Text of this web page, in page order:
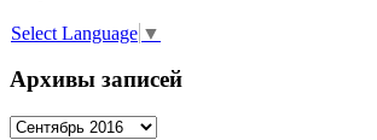
Select Language ▼
Архивы записей
Архивы